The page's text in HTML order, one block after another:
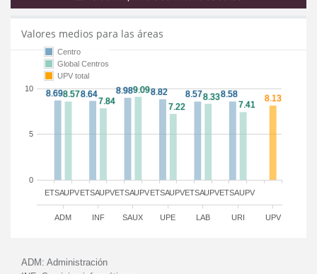
Valores medios para las áreas
ETSA ETSA ETSA ETSA ETSA ETSA
UPV UPV UPV UPV UPV UPV
ADM INF SAUX UPE LAB URI UPV
0
5
10
Centro
Global Centros
UPV total
ADM: Administración